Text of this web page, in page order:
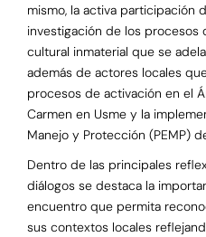
mismo, la activa participación
investigación de los procesos
cultural inmaterial que se
además de actores locales
procesos de activación en el
Carmen en Usme y la
Manejo y Protección (PEMP)
Dentro de las principales
diálogos se destaca la
encuentro que permita
sus contextos locales